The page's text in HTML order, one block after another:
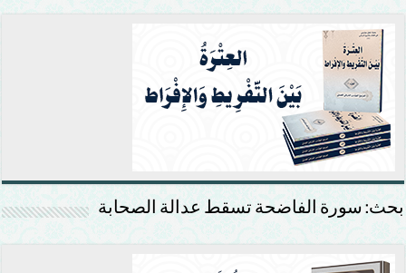
بحث: سورة الفاضحة تسقط عدالة الصحابة